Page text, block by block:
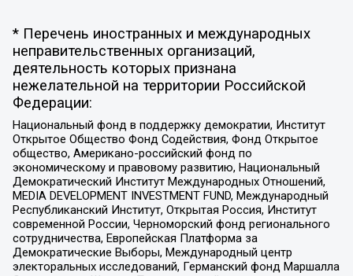
* Перечень иностранных и международных
неправительственных организаций,
деятельность которых признана
нежелательной на территории Российской
Федерации:
Национальный фонд в поддержку демократии, Институт
Открытое Общество Фонд Содействия, Фонд Открытое
общество, Американо-российский фонд по
экономическому и правовому развитию, Национальный
Демократический Институт Международных Отношений,
MEDIA DEVELOPMENT INVESTMENT FUND, Международный
Республиканский Институт, Открытая Россия, Институт
современной России, Черноморский фонд регионального
сотрудничества, Европейская Платформа за
Демократические Выборы, Международный центр
электоральных исследований, Германский фонд Маршалла